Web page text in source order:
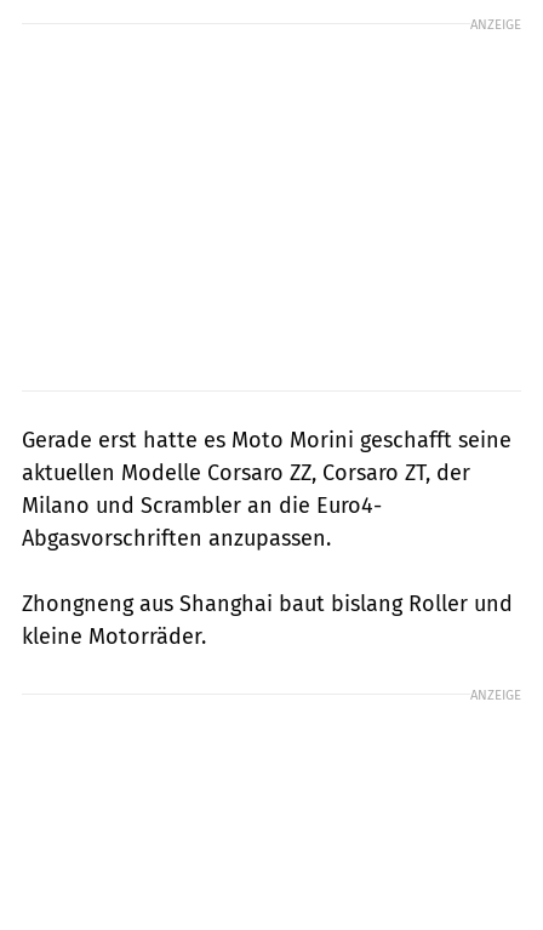
ANZEIGE
Gerade erst hatte es Moto Morini geschafft seine
aktuellen Modelle Corsaro ZZ, Corsaro ZT, der
Milano und Scrambler an die Euro4-
Abgasvorschriften anzupassen.
Zhongneng aus Shanghai baut bislang Roller und
kleine Motorräder.
ANZEIGE